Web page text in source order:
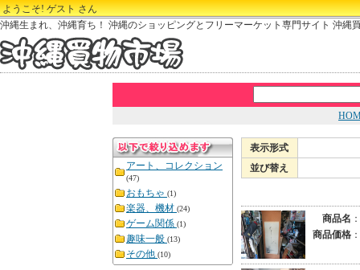
ようこそ! ゲスト さん
沖縄生まれ、沖縄育ち！ 沖縄のショッピングとフリーマーケット専門サイト 沖縄
アート、コレクション
(47)
おもちゃ (1)
楽器、機材 (24)
ゲーム関係 (1)
趣味一般 (13)
その他 (10)
表示形式
並び替え
商品名 ：
商品価格 ：